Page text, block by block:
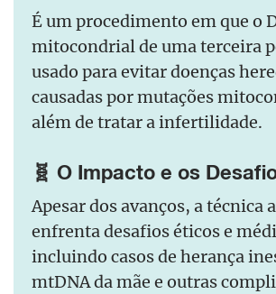
É um procedimento em que o
mitocondrial de uma terceira
usado para evitar doenças
causadas por mutações
além de tratar a infertilidade.
🧬 O Impacto e os
Apesar dos avanços, a técnica
enfrenta desafios éticos e
incluindo casos de herança
mtDNA da mãe e outras